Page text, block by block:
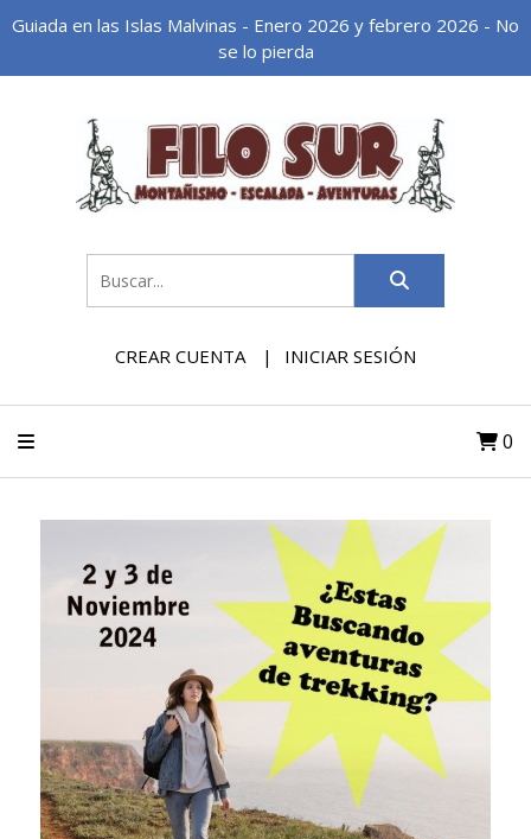
Guiada en las Islas Malvinas - Enero 2026 y febrero 2026 - No
se lo pierda
CREAR CUENTA INICIAR SESIÓN
0